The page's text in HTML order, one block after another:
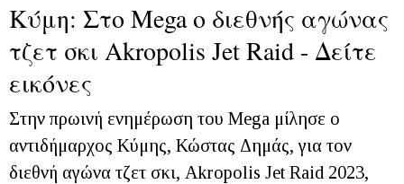
Κύμη: Στο Mega ο διεθνής αγώνας
τζετ σκι Akropolis Jet Raid - Δείτε
εικόνες
Στην πρωινή ενημέρωση του Mega μίλησε ο
αντιδήμαρχος Κύμης, Κώστας Δημάς, για τον
διεθνή αγώνα τζετ σκι, Akropolis Jet Raid 2023,